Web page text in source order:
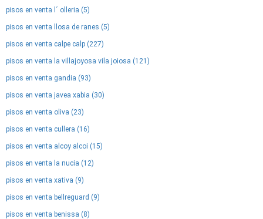
pisos en venta l´ olleria (5)
pisos en venta llosa de ranes (5)
pisos en venta calpe calp (227)
pisos en venta la villajoyosa vila joiosa (121)
pisos en venta gandia (93)
pisos en venta javea xabia (30)
pisos en venta oliva (23)
pisos en venta cullera (16)
pisos en venta alcoy alcoi (15)
pisos en venta la nucia (12)
pisos en venta xativa (9)
pisos en venta bellreguard (9)
pisos en venta benissa (8)